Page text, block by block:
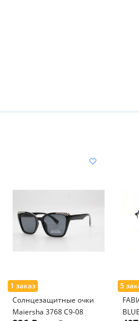
Солнцезащитные очки
Maiersha 3768 С9-08